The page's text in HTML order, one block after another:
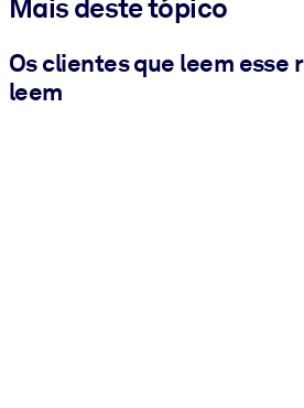
Mais deste tópico
Os clientes que leem esse
leem